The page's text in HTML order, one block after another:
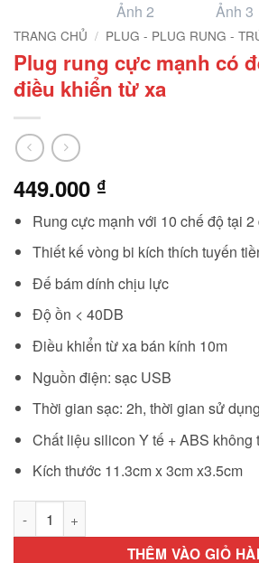
TRANG CHỦ / PLUG - PLUG RUNG -
Plug rung cực mạnh có
điều khiển từ xa
449.000 ₫
Rung cực mạnh với 10 chế độ tại 2
Thiết kế vòng bi kích thích tuyến
Đế bám dính chịu lực
Độ ồn < 40DB
Điều khiển từ xa bán kính 10m
Nguồn điện: sạc USB
Thời gian sạc: 2h, thời gian sử
Chất liệu silicon Y tế + ABS không
Kích thước 11.3cm x 3cm x3.5cm
THÊM VÀO GIỎ